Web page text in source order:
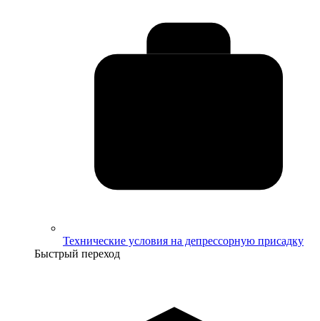
Технические условия на депрессорную присадку
Быстрый переход